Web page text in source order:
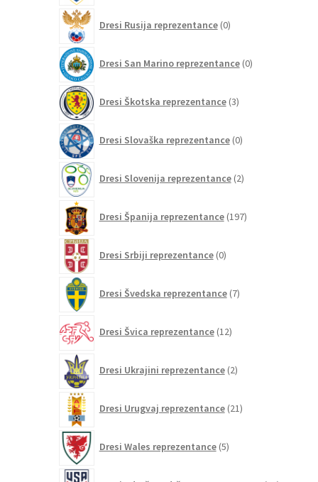
Dresi Rusija reprezentance 0izdelkov
Dresi San Marino reprezentance 0izdelkov
Dresi Škotska reprezentance 3izdelki
Dresi Slovaška reprezentance 0izdelkov
Dresi Slovenija reprezentance 2izdelka
Dresi Španija reprezentance 197izdelkov
Dresi Srbiji reprezentance 0izdelkov
Dresi Švedska reprezentance 7izdelkov
Dresi Švica reprezentance 12izdelkov
Dresi Ukrajini reprezentance 2izdelka
Dresi Urugvaj reprezentance 21izdelkov
Dresi Wales reprezentance 5izdelkov